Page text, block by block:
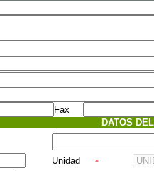
Fax
DATOS
Unidad *